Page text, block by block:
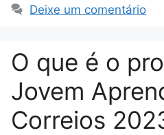
Deixe um comentário
O que é o
Jovem
Correios